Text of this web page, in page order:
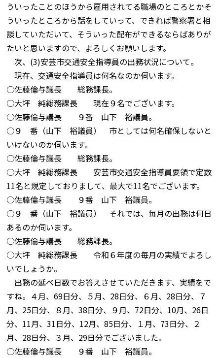
ういったことのほうから雇用されてる職場のところとかそ
ういったところから話をしていって、できれば警察署と相
談していただいて、そういった配布ができるならばありが
たいと思いますので、よろしくお願いします。
次、(3)安芸市交通安全指導員の出務状況について。
現在、交通安全指導員は何名なのか伺います。
○佐藤倫与議長 総務課長。
○大坪 純総務課長 現在９名でございます。
○佐藤倫与議長 ９番 山下 裕議員。
○９ 番（山下 裕議員） 市としては何名確保しないと
いけないのか伺います。
○佐藤倫与議長 総務課長。
○大坪 純総務課長 安芸市交通安全指導員要領で定数
11名と規定しておりまして、最大で11名でございます。
○佐藤倫与議長 ９番 山下 裕議員。
○９ 番（山下 裕議員） それでは、毎月の出務は何日
あるのか伺います。
○佐藤倫与議長 総務課長。
○大坪 純総務課長 令和６年度の毎月の実績でよろし
いでしょうか。
出務の延べ日数でお答えさせていただきます、実績をで
すね。４月、69日分、５月、28日分、６月、28日分、７
月、25日分、８月、38日分、９月、72日分、10月、26日
分、11月、31日分、12月、85日分、１月、73日分、２
月、28日分、３月、29日分でございました。
○佐藤倫与議長 ９番 山下 裕議員。